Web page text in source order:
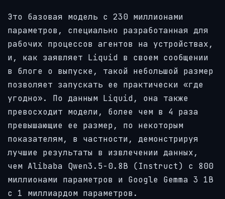
Это базовая модель с 230 миллионами
параметров, специально разработанная для
рабочих процессов агентов на устройствах,
и, как заявляет Liquid в своем сообщении
в блоге о выпуске, такой небольшой размер
позволяет запускать ее практически «где
угодно». По данным Liquid, она также
превосходит модели, более чем в 4 раза
превышающие ее размер, по некоторым
показателям, в частности, демонстрируя
лучшие результаты в извлечении данных,
чем Alibaba Qwen3.5-0.8B (Instruct) с 800
миллионами параметров и Google Gemma 3 1B
с 1 миллиардом параметров.